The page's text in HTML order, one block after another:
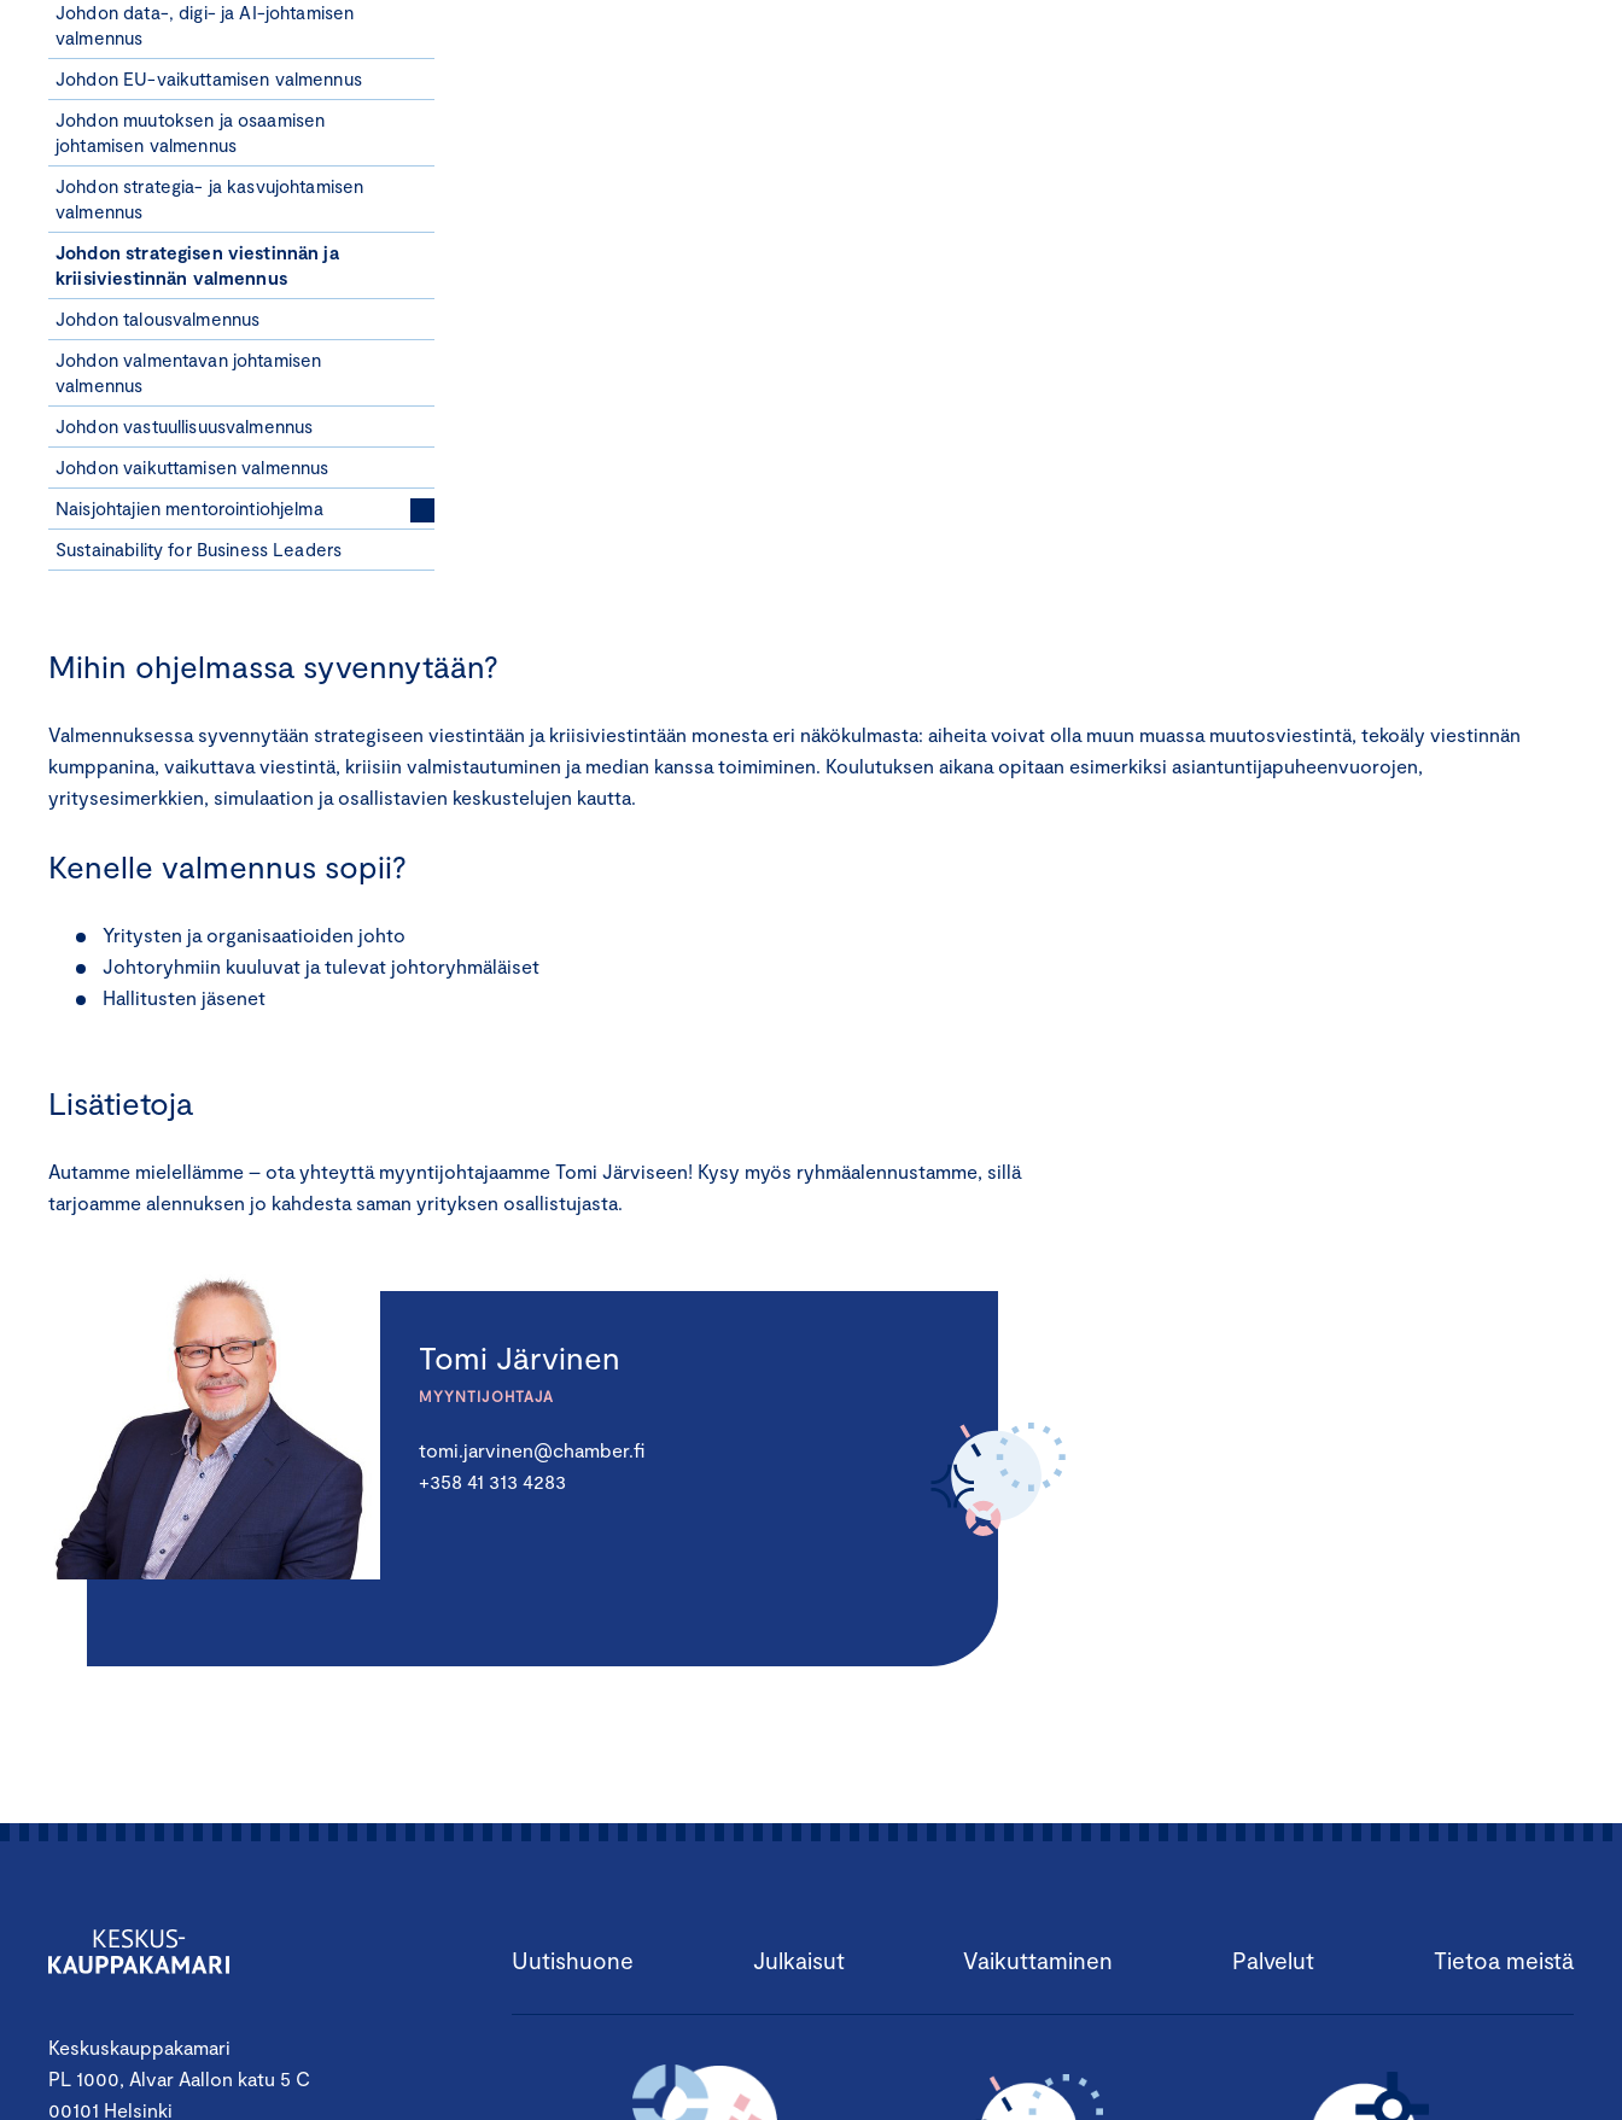
Johdon data-, digi- ja AI-johtamisen
valmennus
Johdon EU-vaikuttamisen valmennus
Johdon muutoksen ja osaamisen
johtamisen valmennus
Johdon strategia- ja kasvujohtamisen
valmennus
Johdon strategisen viestinnän ja
kriisiviestinnän valmennus
Johdon talousvalmennus
Johdon valmentavan johtamisen
valmennus
Johdon vastuullisuusvalmennus
Johdon vaikuttamisen valmennus
Naisjohtajien mentorointiohjelma
Sustainability for Business Leaders
Mihin ohjelmassa syvennytään?
Valmennuksessa syvennytään strategiseen viestintään ja kriisiviestintään monesta eri näkökulmasta: aiheita voivat olla muun muassa muutosviestintä, tekoäly viestinnän
kumppanina, vaikuttava viestintä, kriisiin valmistautuminen ja median kanssa toimiminen. Koulutuksen aikana opitaan esimerkiksi asiantuntijapuheenvuorojen,
yritysesimerkkien, simulaation ja osallistavien keskustelujen kautta.
Kenelle valmennus sopii?
Yritysten ja organisaatioiden johto
Johtoryhmiin kuuluvat ja tulevat johtoryhmäläiset
Hallitusten jäsenet
Lisätietoja
Autamme mielellämme – ota yhteyttä myyntijohtajaamme Tomi Järviseen! Kysy myös ryhmäalennustamme, sillä
tarjoamme alennuksen jo kahdesta saman yrityksen osallistujasta.
Tomi Järvinen
MYYNTIJOHTAJA
tomi.jarvinen@chamber.fi
+358 41 313 4283
Keskuskauppakamari
PL 1000, Alvar Aallon katu 5 C
00101 Helsinki
Uutishuone Julkaisut Vaikuttaminen Palvelut Tietoa meistä